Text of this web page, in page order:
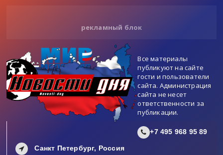
рекламный блок
Все материалы
публикуют на сайте
гости и пользователи
сайта. Администрация
сайта не несет
ответственности за
публикации.
+7 495 968 95 89
Санкт Петербург, Россия